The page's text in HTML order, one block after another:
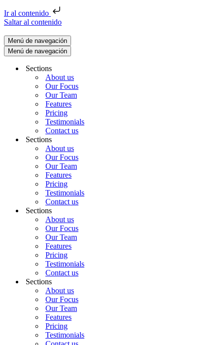
Ir al contenido
Saltar al contenido
Menú de navegación
Menú de navegación
Sections
About us
Our Focus
Our Team
Features
Pricing
Testimonials
Contact us
Sections
About us
Our Focus
Our Team
Features
Pricing
Testimonials
Contact us
Sections
About us
Our Focus
Our Team
Features
Pricing
Testimonials
Contact us
Sections
About us
Our Focus
Our Team
Features
Pricing
Testimonials